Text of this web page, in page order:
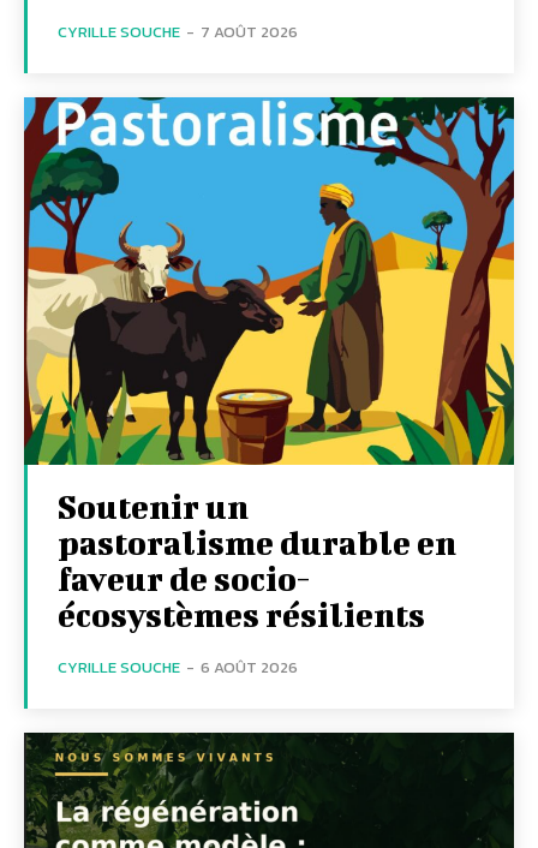
CYRILLE SOUCHE - 7 AOÛT 2026
Soutenir un
pastoralisme durable en
faveur de socio-
écosystèmes résilients
CYRILLE SOUCHE - 6 AOÛT 2026